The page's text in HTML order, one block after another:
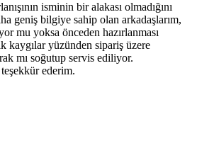
isminin bir alakası olmadığını
geniş bilgiye sahip olan arkadaşlarım,
mu yoksa önceden hazırlanması
kaygılar yüzünden sipariş üzere
mı soğutup servis ediliyor.
ederim.